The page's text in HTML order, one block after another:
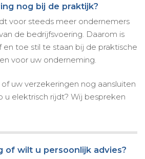
nog bij de praktijk?
voor steeds meer ondernemers
de bedrijfsvoering. Daarom is
toe stil te staan bij de praktische
voor uw onderneming.
uw verzekeringen nog aansluiten
u elektrisch rijdt? Wij bespreken
of wilt u persoonlijk advies?